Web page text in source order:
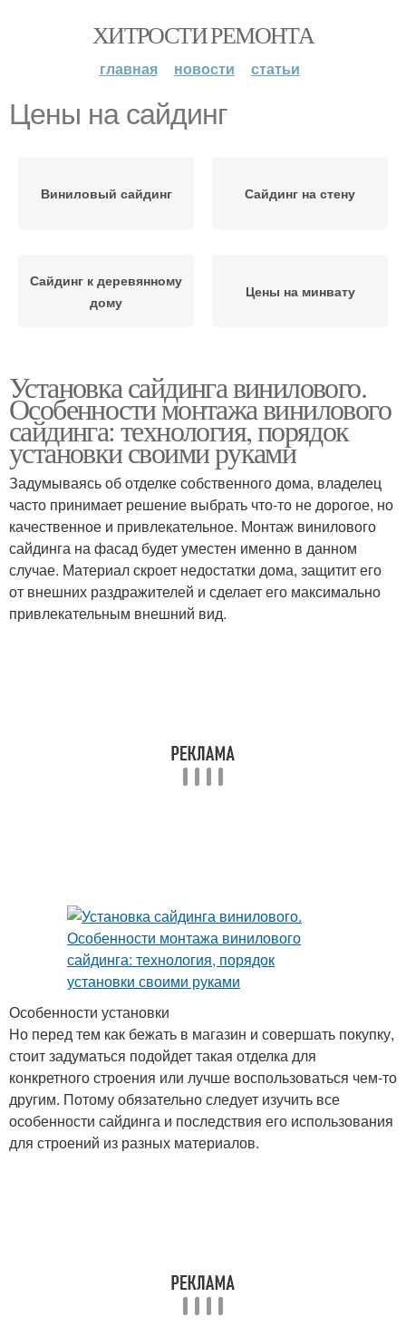
ХИТРОСТИ РЕМОНТА
главная новости статьи
Цены на сайдинг
Виниловый сайдинг Сайдинг на стену
Сайдинг к деревянному
дому
Цены на минвату
Установка сайдинга винилового.
Особенности монтажа винилового
сайдинга: технология, порядок
установки своими руками
Задумываясь об отделке собственного дома, владелец
часто принимает решение выбрать что-то не дорогое, но
качественное и привлекательное. Монтаж винилового
сайдинга на фасад будет уместен именно в данном
случае. Материал скроет недостатки дома, защитит его
от внешних раздражителей и сделает его максимально
привлекательным внешний вид.
Особенности установки
Но перед тем как бежать в магазин и совершать покупку,
стоит задуматься подойдет такая отделка для
конкретного строения или лучше воспользоваться чем-то
другим. Потому обязательно следует изучить все
особенности сайдинга и последствия его использования
для строений из разных материалов.